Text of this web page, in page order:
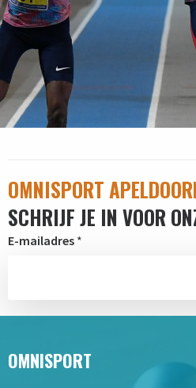
OMNISPORT
SCHRIJF JE IN VOOR
E-mailadres *
OMNISPORT